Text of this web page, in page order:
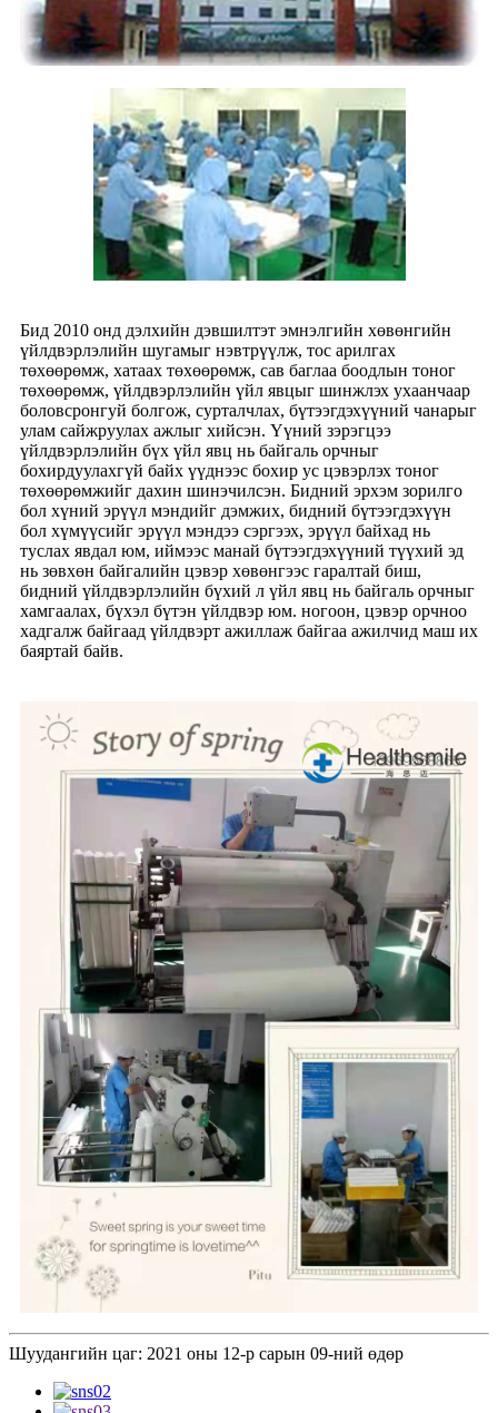
Бид 2010 онд дэлхийн дэвшилтэт эмнэлгийн хөвөнгийн
үйлдвэрлэлийн шугамыг нэвтрүүлж, тос арилгах
төхөөрөмж, хатаах төхөөрөмж, сав баглаа боодлын тоног
төхөөрөмж, үйлдвэрлэлийн үйл явцыг шинжлэх ухаанчаар
боловсронгуй болгож, сурталчлах, бүтээгдэхүүний чанарыг
улам сайжруулах ажлыг хийсэн. Үүний зэрэгцээ
үйлдвэрлэлийн бүх үйл явц нь байгаль орчныг
бохирдуулахгүй байх үүднээс бохир ус цэвэрлэх тоног
төхөөрөмжийг дахин шинэчилсэн. Бидний эрхэм зорилго
бол хүний ​​эрүүл мэндийг дэмжих, бидний бүтээгдэхүүн
бол хүмүүсийг эрүүл мэндээ сэргээх, эрүүл байхад нь
туслах явдал юм, иймээс манай бүтээгдэхүүний түүхий эд
нь зөвхөн байгалийн цэвэр хөвөнгээс гаралтай биш,
бидний үйлдвэрлэлийн бүхий л үйл явц нь байгаль орчныг
хамгаалах, бүхэл бүтэн үйлдвэр юм. ногоон, цэвэр орчноо
хадгалж байгаад үйлдвэрт ажиллаж байгаа ажилчид маш их
баяртай байв.
Шуудангийн цаг: 2021 оны 12-р сарын 09-ний өдөр